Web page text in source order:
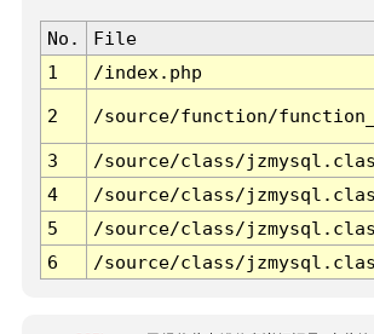
No. File
1
/index.php
2 /source/function/
3 /source/class/
4
/source/class/
5
/source/class/
6
/source/class/